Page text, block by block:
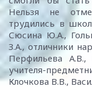
Нельзя не
трудились в
Сюсина Ю.А.,
З.А., отличники
Перфильева А.В.,
учителя-
Клочкова В.В.,